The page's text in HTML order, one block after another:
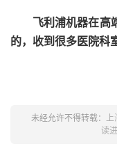
飞利浦机器在高
的，收到很多医院科
未经允许不得转载： 上
读